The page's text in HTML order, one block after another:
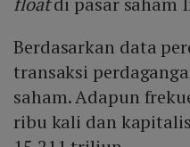
Berdasarkan data
transaksi
saham. Adapun
ribu kali dan